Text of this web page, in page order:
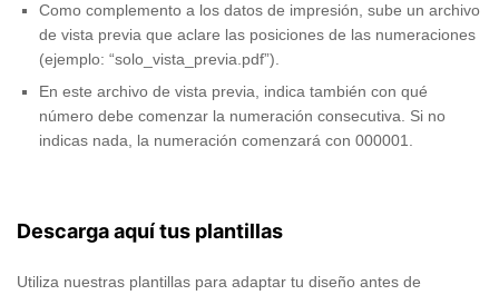
Como complemento a los datos de impresión, sube un archivo
de vista previa que aclare las posiciones de las numeraciones
(ejemplo: “solo_vista_previa.pdf”).
En este archivo de vista previa, indica también con qué
número debe comenzar la numeración consecutiva. Si no
indicas nada, la numeración comenzará con 000001.
Descarga aquí tus plantillas
Utiliza nuestras plantillas para adaptar tu diseño antes de